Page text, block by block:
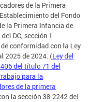
de la Primera
del Fondo
la Primera Infancia de
DC, sección 1-
conformidad con la Ley
2025 de 2024. (Ley del
del título 71 del
para la
de la primera
la sección 38-2242 del